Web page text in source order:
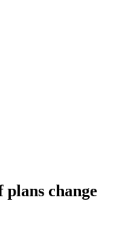
change